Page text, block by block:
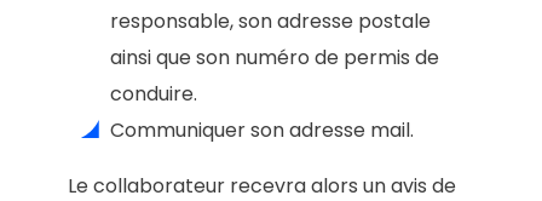
responsable, son adresse postale
ainsi que son numéro de permis de
conduire.
Communiquer son adresse mail.
Le collaborateur recevra alors un avis de